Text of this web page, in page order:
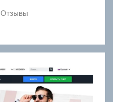
Отзывы